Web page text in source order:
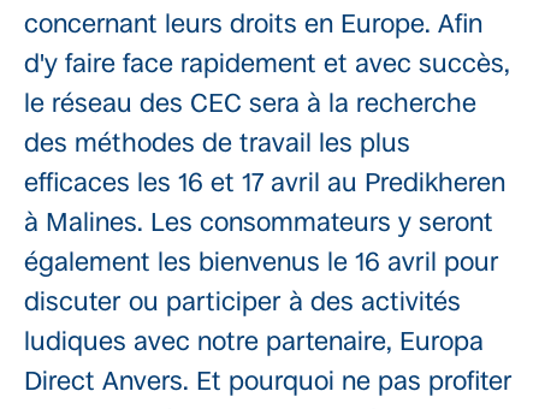
concernant leurs droits en Europe. Afin
d'y faire face rapidement et avec succès,
le réseau des CEC sera à la recherche
des méthodes de travail les plus
efficaces les 16 et 17 avril au Predikheren
à Malines. Les consommateurs y seront
également les bienvenus le 16 avril pour
discuter ou participer à des activités
ludiques avec notre partenaire, Europa
Direct Anvers. Et pourquoi ne pas profiter